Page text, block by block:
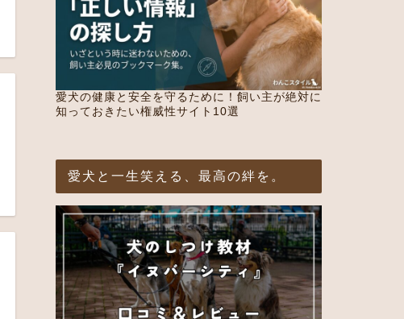
愛犬の健康と安全を守るために！飼い主が絶対に
知っておきたい権威性サイト10選
愛犬と一生笑える、最高の絆を。